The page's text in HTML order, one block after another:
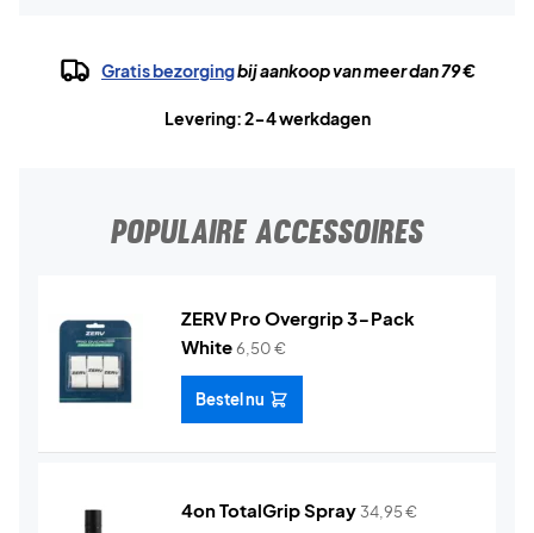
Gratis bezorgingbij aankoop van meer dan 79 €
Levering: 2-4 werkdagen
POPULAIRE ACCESSOIRES
ZERV Pro Overgrip 3-Pack
White6,50€
Bestel nu
4on TotalGrip Spray 34,95€